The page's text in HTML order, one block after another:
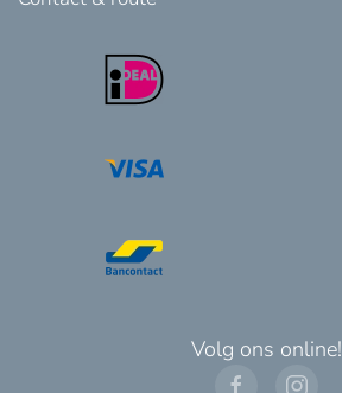
Volg ons online!